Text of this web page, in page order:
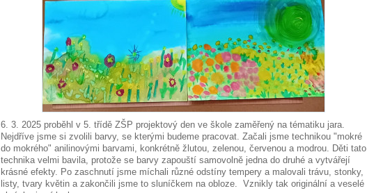
6. 3. 2025 proběhl v 5. třídě ZŠP projektový den ve škole zaměřený na tématiku jara.
Nejdříve jsme si zvolili barvy, se kterými budeme pracovat. Začali jsme technikou "mokré
do mokrého" anilinovými barvami, konkrétně žlutou, zelenou, červenou a modrou. Děti tato
technika velmi bavila, protože se barvy zapouští samovolně jedna do druhé a vytvářejí
krásné efekty. Po zaschnutí jsme míchali různé odstíny tempery a malovali trávu, stonky,
listy, tvary květin a zakončili jsme to sluníčkem na obloze. Vznikly tak originální a veselé